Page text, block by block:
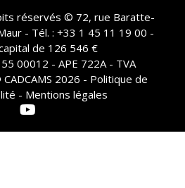
réservés © 72, rue Baratte-
- Tél. : +33 1 45 11 19 00 -
de 126 546 €
00012 - APE 722A - TVA
2026 - Politique de
- Mentions légales